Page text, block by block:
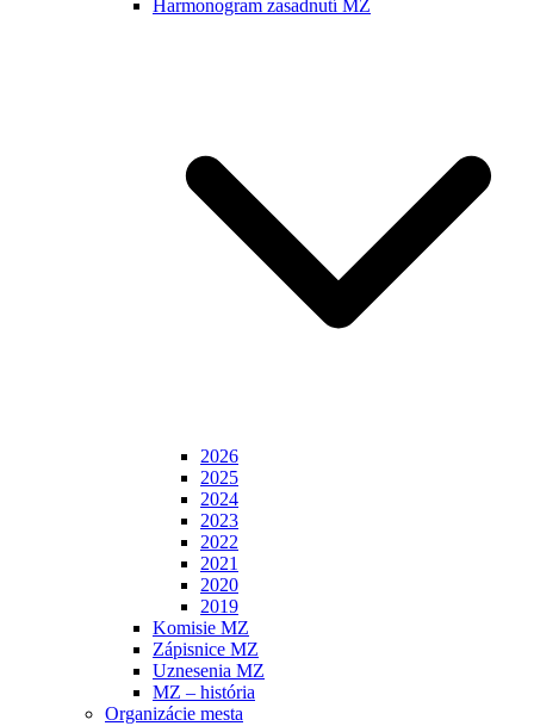
Harmonogram zasadnutí MZ
2026
2025
2024
2023
2022
2021
2020
2019
Komisie MZ
Zápisnice MZ
Uznesenia MZ
MZ – história
Organizácie mesta